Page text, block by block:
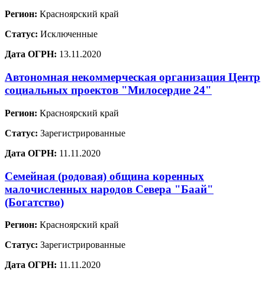
Регион: Красноярский край
Статус: Исключенные
Дата ОГРН: 13.11.2020
Автономная некоммерческая организация Центр
социальных проектов "Милосердие 24"
Регион: Красноярский край
Статус: Зарегистрированные
Дата ОГРН: 11.11.2020
Семейная (родовая) община коренных
малочисленных народов Севера "Баай"
(Богатство)
Регион: Красноярский край
Статус: Зарегистрированные
Дата ОГРН: 11.11.2020